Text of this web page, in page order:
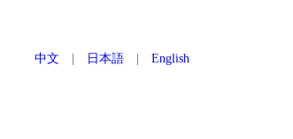
中文 日本語 English